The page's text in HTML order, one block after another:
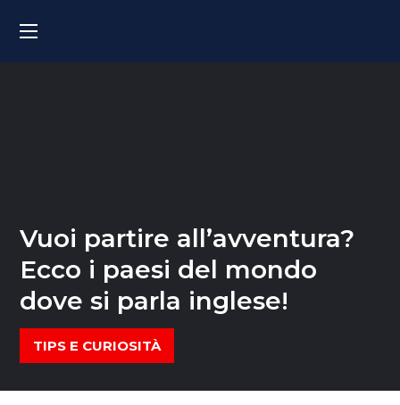
Vuoi partire all’avventura?
Ecco i paesi del mondo
dove si parla inglese!
TIPS E CURIOSITÀ